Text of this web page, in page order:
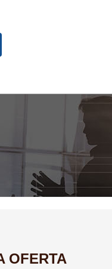
OFERTA